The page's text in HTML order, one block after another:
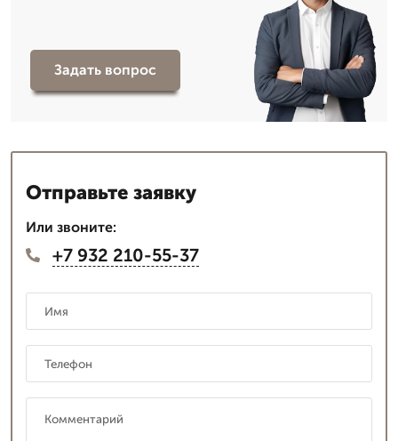
Задать вопрос
Отправьте заявку
Или звоните:
+7 932 210-55-37